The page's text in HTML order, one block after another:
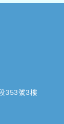
353號3樓